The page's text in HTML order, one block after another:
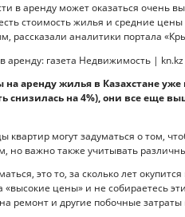
в аренду может оказаться очень
стоимость жилья и средние цены
рассказали аналитики портала
на аренду жилья в Казахстане
снизилась на 4%), они все еще
квартир могут задуматься о том,
но важно также учитывать
это то, за сколько лет
«высокие цены» и не собираетесь
ремонт и другие побочные